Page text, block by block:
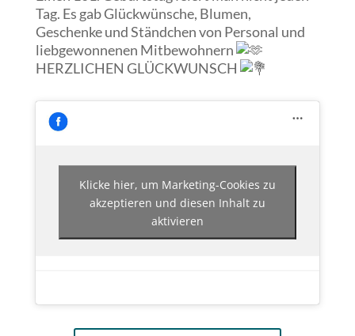
Tag. Es gab Glückwünsche, Blumen,
Geschenke und Ständchen von Personal und
liebgewonnenen Mitbewohnern
HERZLICHEN GLÜCKWUNSCH
Klicke hier, um Marketing-Cookies zu
akzeptieren und diesen Inhalt zu
aktivieren